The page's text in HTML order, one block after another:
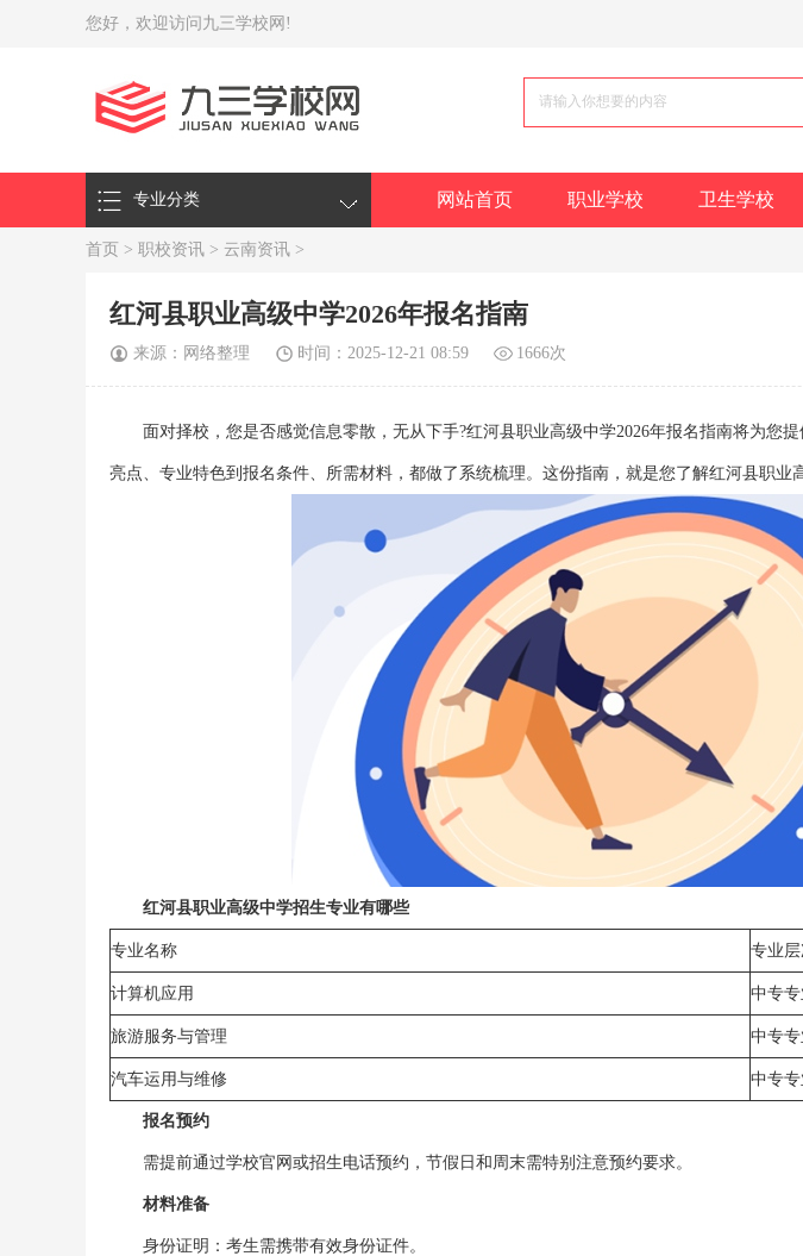
您好，欢迎访问九三学校网!
专业分类 网站首页 职业学校 卫生学校
首页 > 职校资讯 > 云南资讯 >
红河县职业高级中学2026年报名指南
来源：网络整理 时间：2025-12-21 08:59 1666次
面对择校，您是否感觉信息零散，无从下手?红河县职业高级中学2026年报名指南将为您
亮点、专业特色到报名条件、所需材料，都做了系统梳理。这份指南，就是您了解红河县职业
红河县职业高级中学招生专业有哪些
专业名称 专业层
计算机应用 中专专
旅游服务与管理 中专专
汽车运用与维修 中专专
报名预约
需提前通过学校官网或招生电话预约，节假日和周末需特别注意预约要求。
材料准备
身份证明：考生需携带有效身份证件。